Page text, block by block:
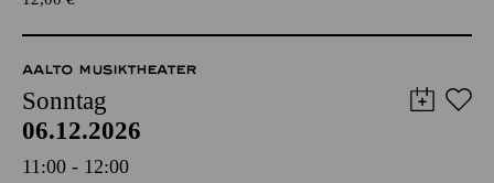
12,00€
AALTO MUSIKTHEATER
Sonntag